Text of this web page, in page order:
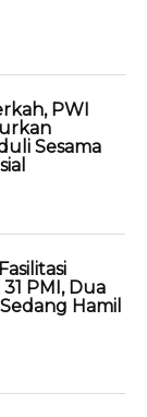
PWI
Sesama
PMI, Dua
Hamil